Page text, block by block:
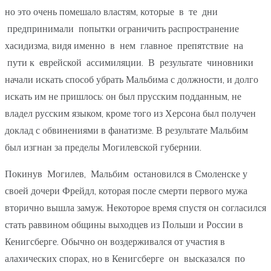
но это очень помешало властям, которые в те дни
предпринимали попытки ограничить распространение
хасидизма, видя именно в нем главное препятствие на
пути к еврейской ассимиляции. В результате чиновники
начали искать способ убрать Мальбима с должности, и долго
искать им не пришлось: он был прусским подданным, не
владел русским языком, кроме того из Херсона был получен
доклад с обвинениями в фанатизме. В результате Мальбим
был изгнан за пределы Могилевской губернии.
Покинув Могилев, Мальбим остановился в Смоленске у
своей дочери Фрейдл, которая после смерти первого мужа
вторично вышла замуж. Некоторое время спустя он согласился
стать раввином общины выходцев из Польши и России в
Кенигсберге. Обычно он воздерживался от участия в
алахических спорах, но в Кенигсберге он высказался по